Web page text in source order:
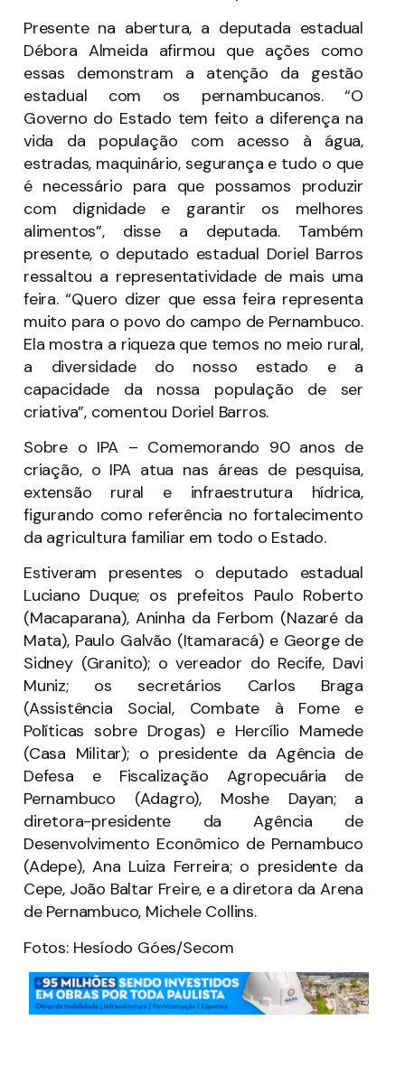
Presente na abertura, a deputada estadual
Débora Almeida afirmou que ações como
essas demonstram a atenção da gestão
estadual com os pernambucanos. “O
Governo do Estado tem feito a diferença na
vida da população com acesso à água,
estradas, maquinário, segurança e tudo o que
é necessário para que possamos produzir
com dignidade e garantir os melhores
alimentos”, disse a deputada. Também
presente, o deputado estadual Doriel Barros
ressaltou a representatividade de mais uma
feira. “Quero dizer que essa feira representa
muito para o povo do campo de Pernambuco.
Ela mostra a riqueza que temos no meio rural,
a diversidade do nosso estado e a
capacidade da nossa população de ser
criativa”, comentou Doriel Barros.
Sobre o IPA – Comemorando 90 anos de
criação, o IPA atua nas áreas de pesquisa,
extensão rural e infraestrutura hídrica,
figurando como referência no fortalecimento
da agricultura familiar em todo o Estado.
Estiveram presentes o deputado estadual
Luciano Duque; os prefeitos Paulo Roberto
(Macaparana), Aninha da Ferbom (Nazaré da
Mata), Paulo Galvão (Itamaracá) e George de
Sidney (Granito); o vereador do Recife, Davi
Muniz; os secretários Carlos Braga
(Assistência Social, Combate à Fome e
Políticas sobre Drogas) e Hercílio Mamede
(Casa Militar); o presidente da Agência de
Defesa e Fiscalização Agropecuária de
Pernambuco (Adagro), Moshe Dayan; a
diretora-presidente da Agência de
Desenvolvimento Econômico de Pernambuco
(Adepe), Ana Luiza Ferreira; o presidente da
Cepe, João Baltar Freire, e a diretora da Arena
de Pernambuco, Michele Collins.
Fotos: Hesíodo Góes/Secom